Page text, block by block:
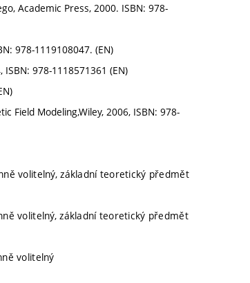
Academic Press, 2000. ISBN: 978-
978-1119108047. (EN)
978-1118571361 (EN)
Field Modeling,Wiley, 2006, ISBN: 978-
volitelný, základní teoretický předmět
volitelný, základní teoretický předmět
volitelný